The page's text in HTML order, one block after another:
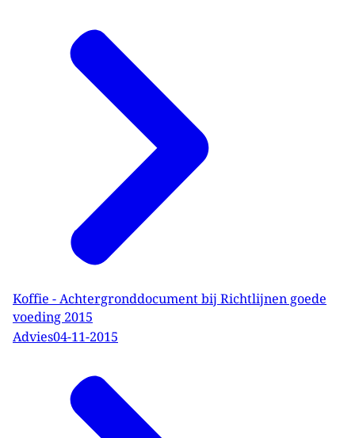
Koffie - Achtergronddocument bij Richtlijnen goede
voeding 2015
Advies04-11-2015